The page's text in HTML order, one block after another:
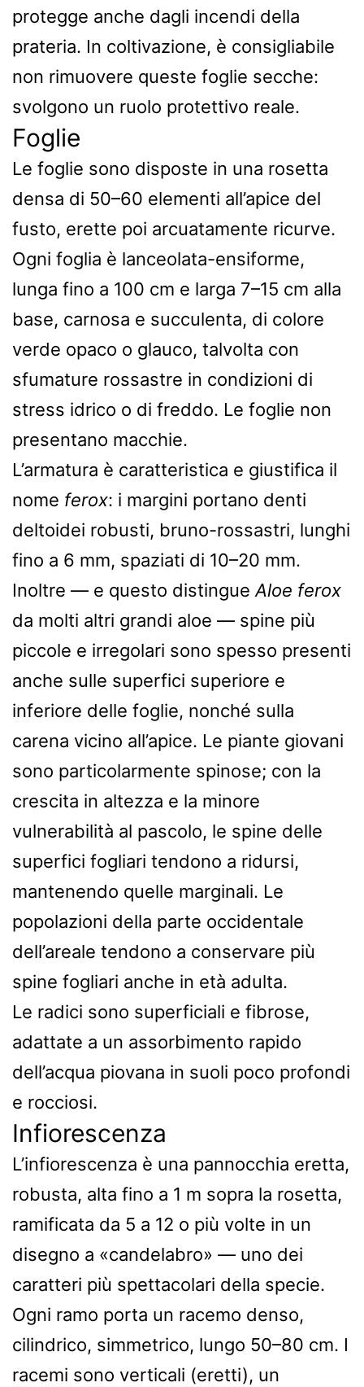
protegge anche dagli incendi della
prateria. In coltivazione, è consigliabile
non rimuovere queste foglie secche:
svolgono un ruolo protettivo reale.
Foglie
Le foglie sono disposte in una rosetta
densa di 50–60 elementi all’apice del
fusto, erette poi arcuatamente ricurve.
Ogni foglia è lanceolata-ensiforme,
lunga fino a 100 cm e larga 7–15 cm alla
base, carnosa e succulenta, di colore
verde opaco o glauco, talvolta con
sfumature rossastre in condizioni di
stress idrico o di freddo. Le foglie non
presentano macchie.
L’armatura è caratteristica e giustifica il
nome ferox: i margini portano denti
deltoidei robusti, bruno-rossastri, lunghi
fino a 6 mm, spaziati di 10–20 mm.
Inoltre — e questo distingue Aloe ferox
da molti altri grandi aloe — spine più
piccole e irregolari sono spesso presenti
anche sulle superfici superiore e
inferiore delle foglie, nonché sulla
carena vicino all’apice. Le piante giovani
sono particolarmente spinose; con la
crescita in altezza e la minore
vulnerabilità al pascolo, le spine delle
superfici fogliari tendono a ridursi,
mantenendo quelle marginali. Le
popolazioni della parte occidentale
dell’areale tendono a conservare più
spine fogliari anche in età adulta.
Le radici sono superficiali e fibrose,
adattate a un assorbimento rapido
dell’acqua piovana in suoli poco profondi
e rocciosi.
Infiorescenza
L’infiorescenza è una pannocchia eretta,
robusta, alta fino a 1 m sopra la rosetta,
ramificata da 5 a 12 o più volte in un
disegno a «candelabro» — uno dei
caratteri più spettacolari della specie.
Ogni ramo porta un racemo denso,
cilindrico, simmetrico, lungo 50–80 cm. I
racemi sono verticali (eretti), un